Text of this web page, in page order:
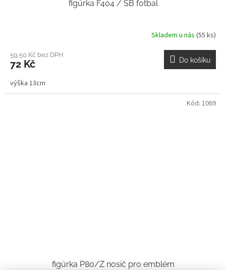
figúrka F404 / SB fotbal
Skladem u nás (55 ks)
59,50 Kč bez DPH
72 Kč Do košíku
výška 13cm
figúrka P80/Z nosič pro emblém
Kód: 1069